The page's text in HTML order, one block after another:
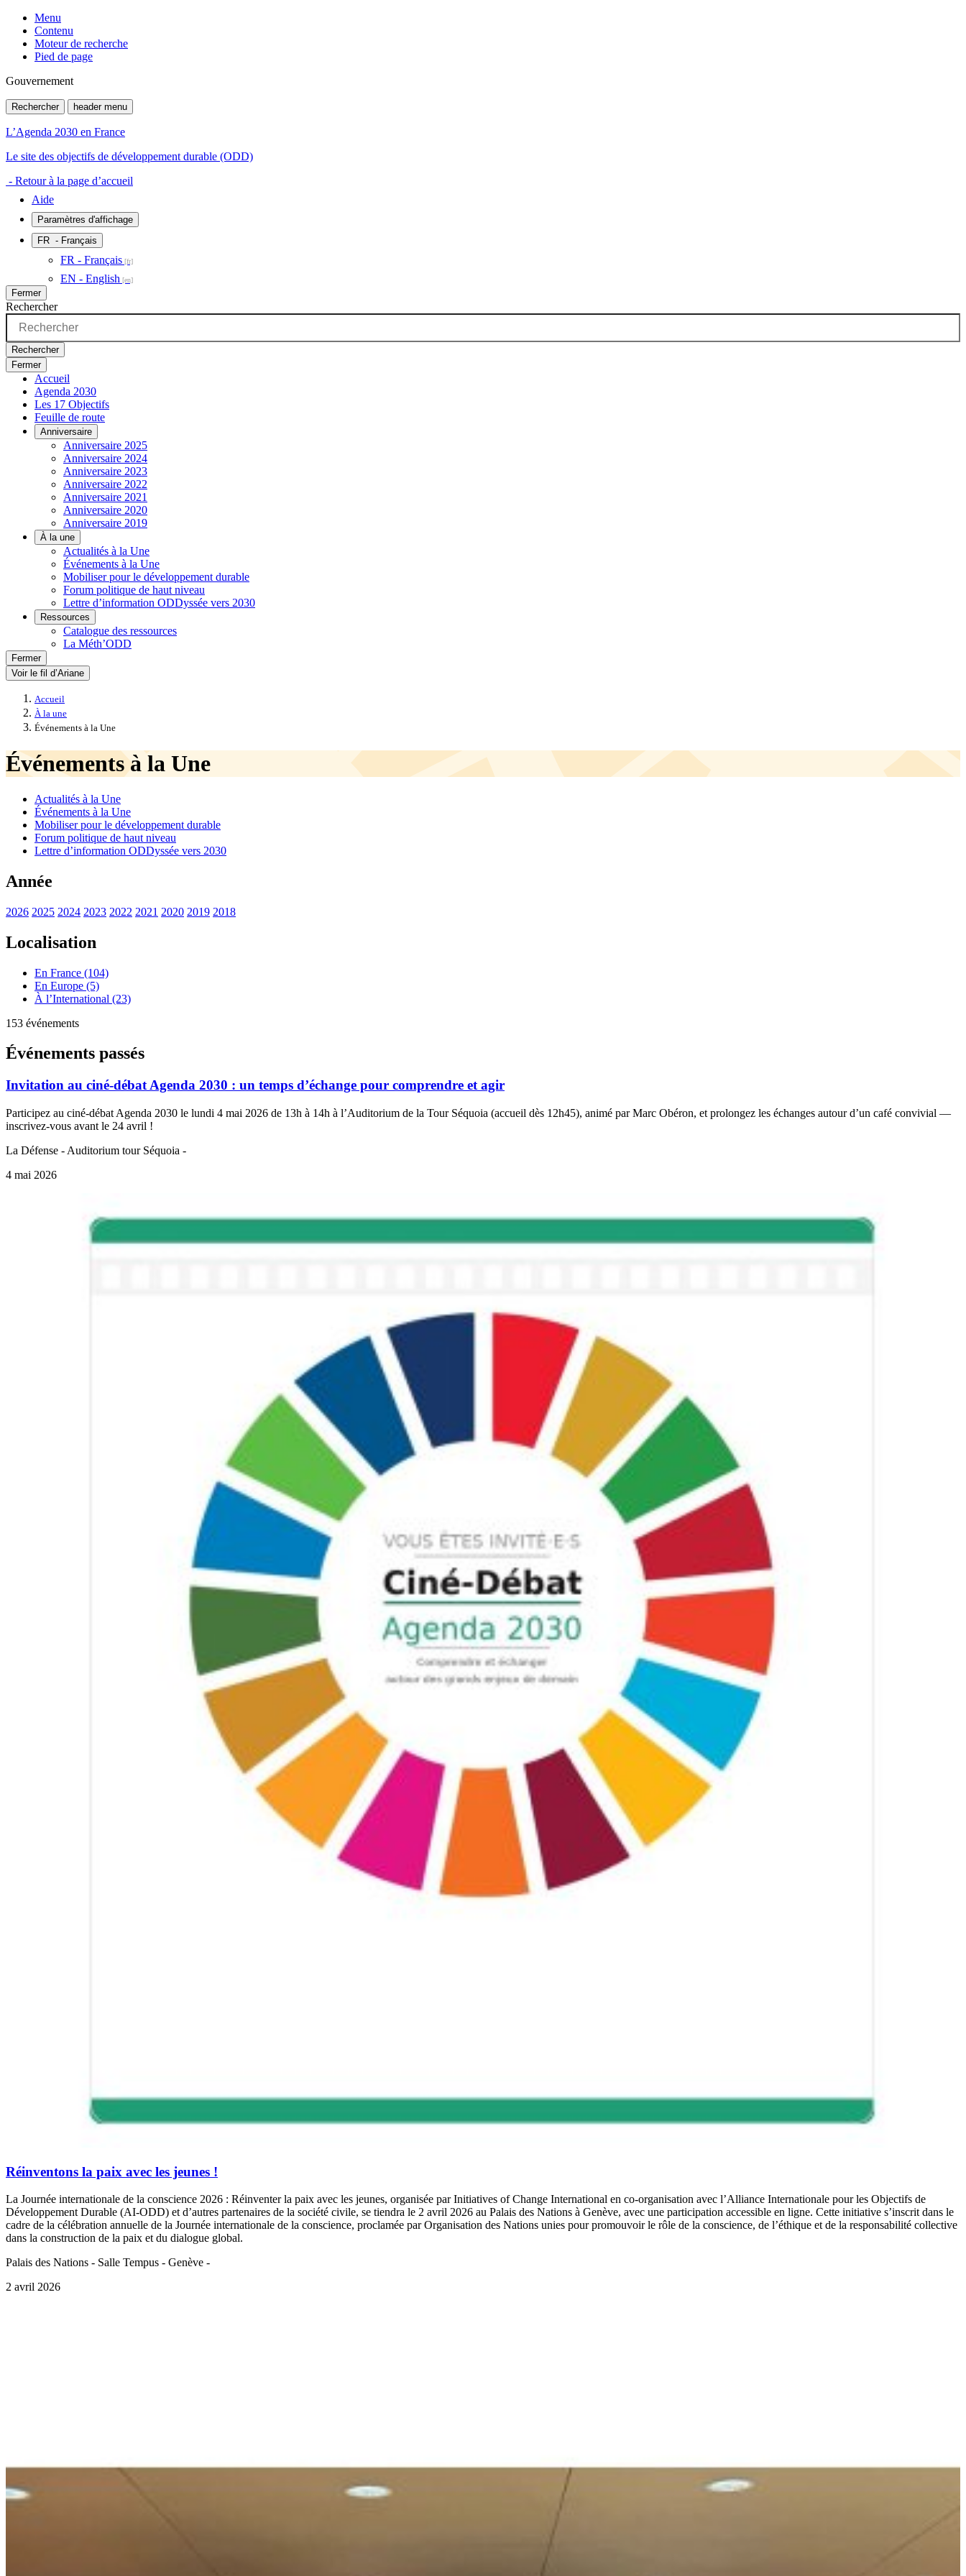
Menu
Contenu
Moteur de recherche
Pied de page
Gouvernement
Rechercher header menu
L’Agenda 2030 en France
Le site des objectifs de développement durable (ODD)
- Retour à la page d’accueil
Aide
Paramètres d'affichage
FR - Français
FR - Français
EN - English
Fermer
Rechercher
Rechercher
Fermer
Accueil
Agenda 2030
Les 17 Objectifs
Feuille de route
Anniversaire
Anniversaire 2025
Anniversaire 2024
Anniversaire 2023
Anniversaire 2022
Anniversaire 2021
Anniversaire 2020
Anniversaire 2019
À la une
Actualités à la Une
Événements à la Une
Mobiliser pour le développement durable
Forum politique de haut niveau
Lettre d’information ODDyssée vers 2030
Ressources
Catalogue des ressources
La Méth’ODD
Fermer
Voir le fil d’Ariane
Accueil
À la une
Événements à la Une
Événements à la Une
Actualités à la Une
Événements à la Une
Mobiliser pour le développement durable
Forum politique de haut niveau
Lettre d’information ODDyssée vers 2030
Année
2026 2025 2024 2023 2022 2021 2020 2019 2018
Localisation
En France (104)
En Europe (5)
À l’International (23)
153 événements
Événements passés
Invitation au ciné-débat Agenda 2030 : un temps d’échange pour comprendre et agir
Participez au ciné-débat Agenda 2030 le lundi 4 mai 2026 de 13h à 14h à l’Auditorium de la Tour Séquoia (accueil dès 12h45), animé par Marc Obéron, et prolongez les échanges autour d’un café convivial —
inscrivez-vous avant le 24 avril !
La Défense - Auditorium tour Séquoia -
4 mai 2026
Réinventons la paix avec les jeunes !
La Journée internationale de la conscience 2026 : Réinventer la paix avec les jeunes, organisée par Initiatives of Change International en co-organisation avec l’Alliance Internationale pour les Objectifs de
Développement Durable (AI-ODD) et d’autres partenaires de la société civile, se tiendra le 2 avril 2026 au Palais des Nations à Genève, avec une participation accessible en ligne. Cette initiative s’inscrit dans le
cadre de la célébration annuelle de la Journée internationale de la conscience, proclamée par Organisation des Nations unies pour promouvoir le rôle de la conscience, de l’éthique et de la responsabilité collective
dans la construction de la paix et du dialogue global.
Palais des Nations - Salle Tempus - Genève -
2 avril 2026